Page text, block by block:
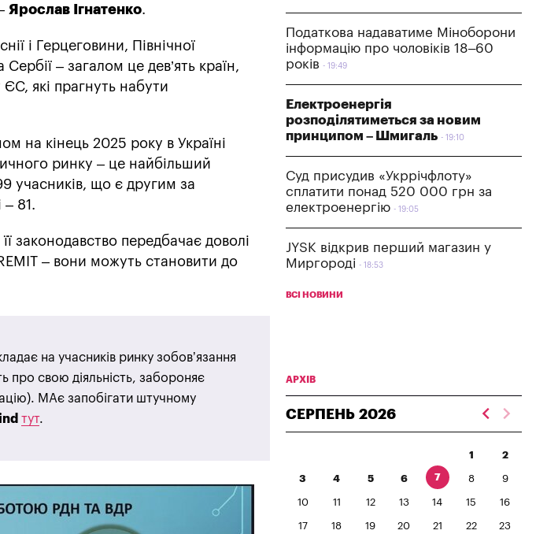
Ярослав Ігнатенко.
і Герцеговини, Північної
– загалом це дев’ять країн,
ЄС, які прагнуть набути
на кінець 2025 року в Україні
ринку – це найбільший
учасників, що є другим за
– 81.
законодавство передбачає доволі
– вони можуть становити до
на учасників ринку зобов’язання
про свою діяльність, забороняє
МАє запобігати штучному
тут.
Податкова надаватиме Міноборони
інформацію про чоловіків 18–60
років
19:49
Електроенергія
розподілятиметься за новим
принципом – Шмигаль
19:10
Суд присудив «Укррічфлоту»
сплатити понад 520 000 грн за
електроенергію
19:05
JYSK відкрив перший магазин у
Миргороді
18:53
ВСІ НОВИНИ
АРХІВ
СЕРПЕНЬ 2026
1 2
3 4 5 6 7 8 9
10 11 12 13 14 15 16
17 18 19 20 21 22 23